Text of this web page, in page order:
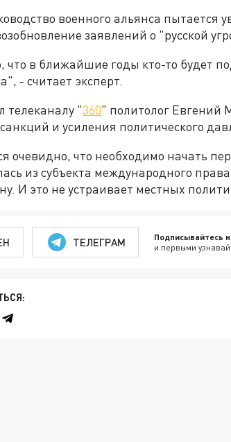
военного альянса
заявлений о "русской
что в ближайшие годы кто-то будет
- считает эксперт.
телеканалу "360" политолог Евгений
и усиления политического
очевидно, что необходимо начать
из субъекта международного
И это не устраивает местных
ТЕЛЕГРАМ Подписывайтесь
и первыми